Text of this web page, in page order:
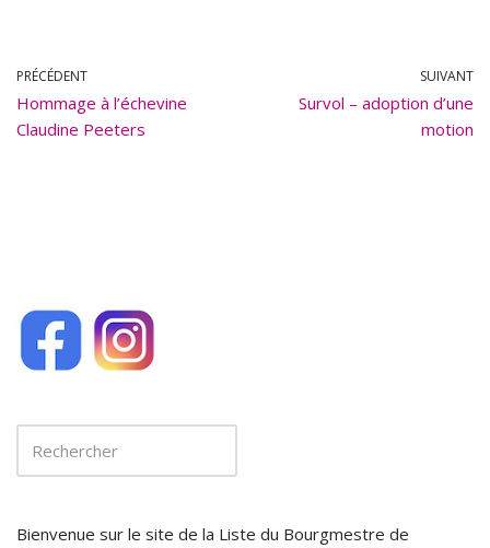
b
o
o
PRÉCÉDENT
Hommage à l’échevine
Claudine Peeters
SUIVANT
Survol – adoption d’une
motion
Bienvenue sur le site de la Liste du Bourgmestre de